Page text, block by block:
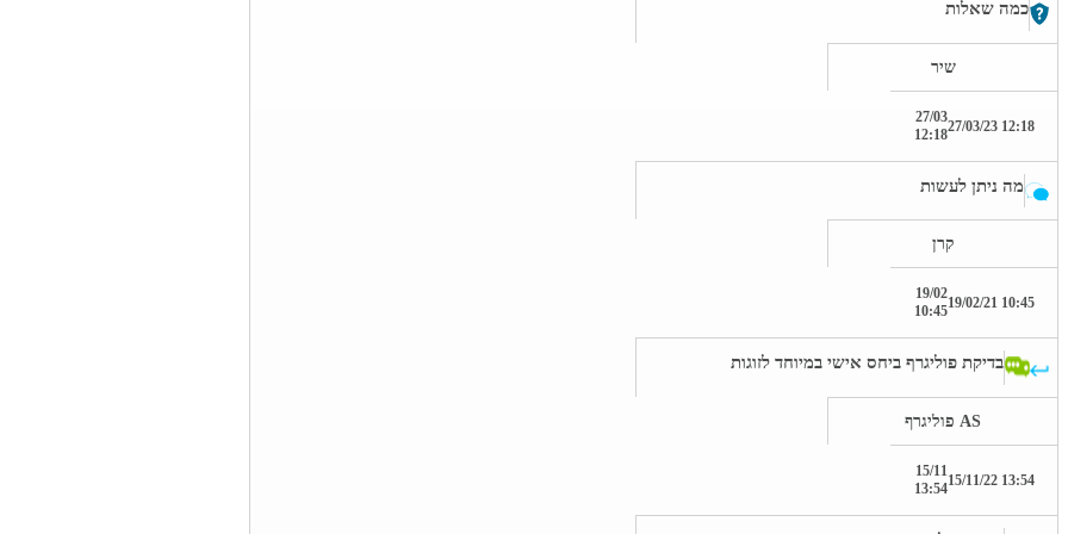
כמה שאלות
שיר
12:18 27/03/23
27/03
12:18
מה ניתן לעשות
קרן
10:45 19/02/21
19/02
10:45
בדיקת פוליגרף ביחס אישי במיוחד לזוגות
AS פוליגרף
13:54 15/11/22
15/11
13:54